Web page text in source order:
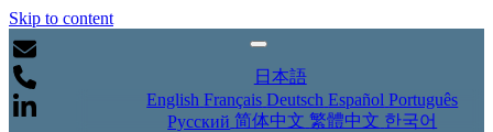
Skip to content
日本語
English Français Deutsch Español Português
Русский 简体中文 繁體中文 한국어